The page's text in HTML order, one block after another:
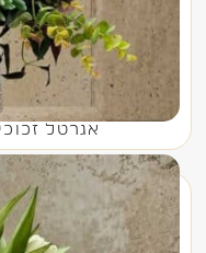
אגרטל